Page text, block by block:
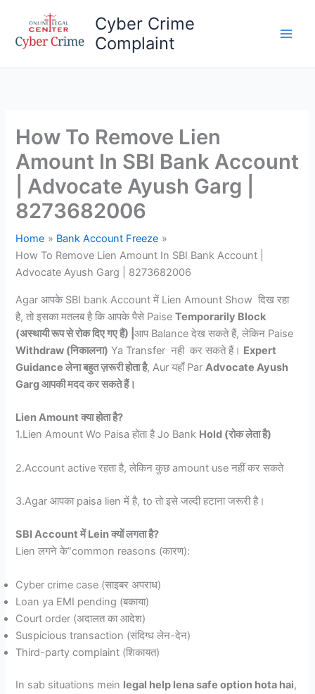
content
Cyber Crime
Complaint
How To Remove Lien
Amount In SBI Bank Account
| Advocate Ayush Garg |
8273682006
Home
Bank Account Freeze
How To Remove Lien Amount In SBI Bank Account |
Advocate Ayush Garg | 8273682006
Agar आपके SBI bank Account में Lien Amount Show दिख रहा
है, तो इसका मतलब है कि आपके पैसे PaiseTemporarily Block
(अस्थायी रूप से रोक दिए गए हैं) |आप Balance देख सकते हैं, लेकिन Paise
Withdraw (निकालना) Ya Transfer नही कर सकते हैं। Expert
Guidance लेना बहुत ज़रूरी होता है, Aur यहाँ ParAdvocate Ayush
Garg आपकी मदद कर सकते हैं।
Lien Amount क्या होता है?
1.Lien Amount Wo Paisa होता है Jo Bank Hold (रोक लेता है)
2.Account active रहता है, लेकिन कुछamount use नहीं कर सकते
3.Agar आपका paisa lien में है, to तो इसे जल्दी हटाना जरूरी है।
SBI Account में Lein क्यों लगता है?
Lien लगने के”common reasons (कारण):
Cyber crime case (साइबर अपराध)
Loan ya EMI pending (बकाया)
Court order (अदालत का आदेश)
Suspicious transaction (संदिग्ध लेन-देन)
Third-party complaint (शिकायत)
In sab situations mein legal help lena safe option hota hai,